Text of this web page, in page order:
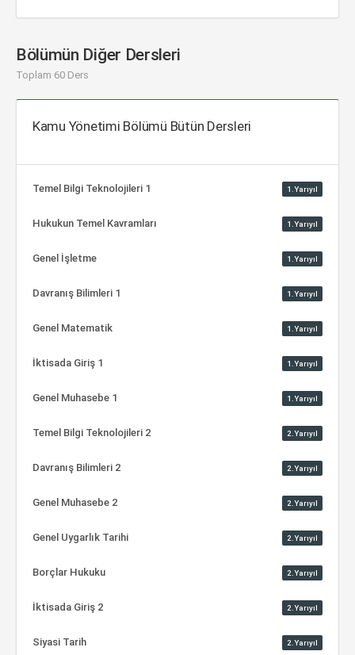
Bölümün Diğer Dersleri
Toplam 60 Ders
Kamu Yönetimi Bölümü Bütün Dersleri
Temel Bilgi Teknolojileri 1 1.Yarıyıl
Hukukun Temel Kavramları 1.Yarıyıl
Genel İşletme 1.Yarıyıl
Davranış Bilimleri 1 1.Yarıyıl
Genel Matematik 1.Yarıyıl
İktisada Giriş 1 1.Yarıyıl
Genel Muhasebe 1 1.Yarıyıl
Temel Bilgi Teknolojileri 2 2.Yarıyıl
Davranış Bilimleri 2 2.Yarıyıl
Genel Muhasebe 2 2.Yarıyıl
Genel Uygarlık Tarihi 2.Yarıyıl
Borçlar Hukuku 2.Yarıyıl
İktisada Giriş 2 2.Yarıyıl
Siyasi Tarih 2.Yarıyıl